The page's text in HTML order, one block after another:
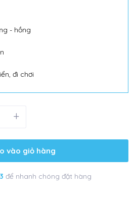
- hồng
đi chơi
+
vào giỏ hàng
để nhanh chóng đặt hàng